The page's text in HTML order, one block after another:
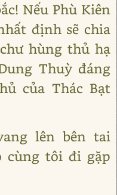
Nếu Phù Kiên
định sẽ chia
hùng thủ hạ
Thuỳ đáng
của Thác Bạt
lên bên tai
cùng tôi đi gặp